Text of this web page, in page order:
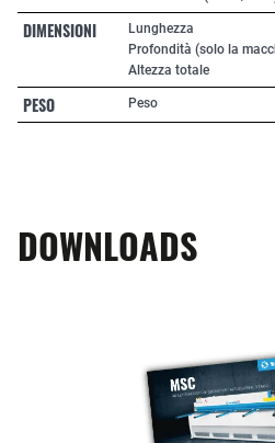
DIMENSIONI
Lunghezza
Profondità (solo la
Altezza totale
PESO Peso
DOWNLOADS